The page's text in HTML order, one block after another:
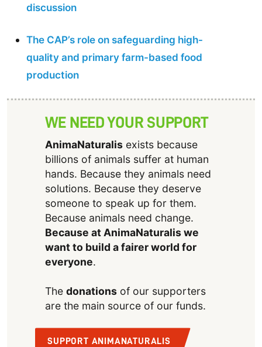
discussion
The CAP’s role on safeguarding high-
quality and primary farm-based food
production
WE NEED YOUR SUPPORT
AnimaNaturalisexists because
billions of animals suffer at human
hands. Because they animals need
solutions. Because they deserve
someone to speak up for them.
Because animals need change.
Because at AnimaNaturalis we
want to build a fairer world for
everyone.
The donationsof our supporters
are the main source of our funds.
SUPPORT ANIMANATURALIS